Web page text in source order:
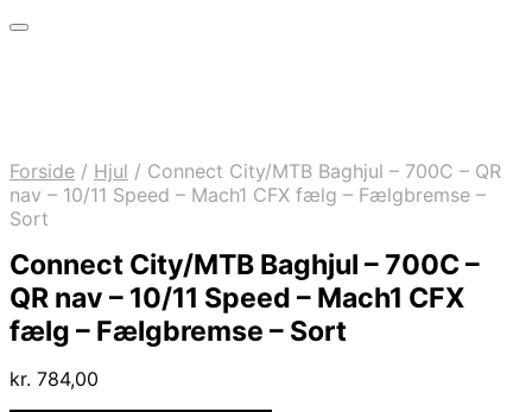
Forside / Hjul / Connect City/MTB Baghjul – 700C – QR
nav – 10/11 Speed – Mach1 CFX fælg – Fælgbremse –
Sort
Connect City/MTB Baghjul – 700C –
QR nav – 10/11 Speed – Mach1 CFX
fælg – Fælgbremse – Sort
kr. 784,00